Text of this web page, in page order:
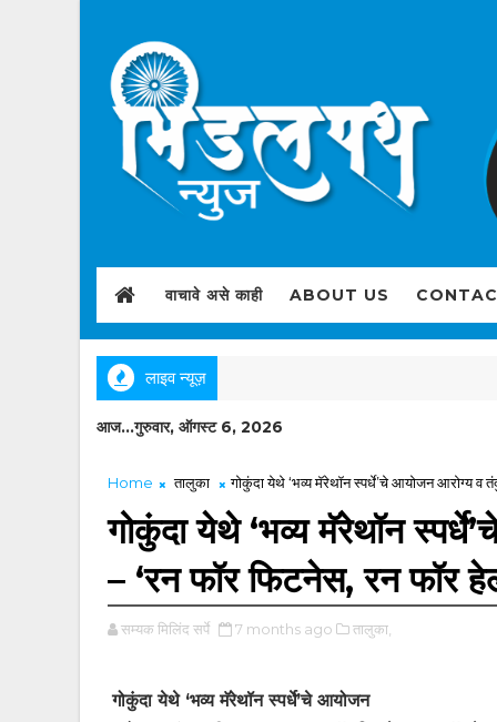
वाचावे असे काही ABOUT US
लाइव न्यूज़
आज...गुरुवार, ऑगस्ट 6, 2026
Home तालुका गोकुंदा येथे ‘भव्य मॅरेथॉन स्पर्धे’चे आयोजन आरोग्य व
गोकुंदा येथे ‘भव्य मॅरेथॉन
– ‘रन फॉर फिटनेस, रन फॉर
सम्यक मिलिंद सर्पे 7 months ago तालुका,
गोकुंदा येथे ‘भव्य मॅरेथॉन स्पर्धे’चे आयोजन